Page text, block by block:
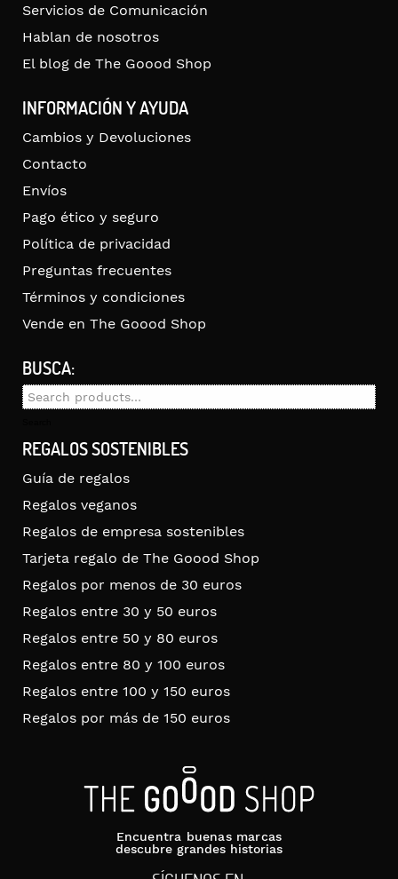
Servicios de Comunicación
Hablan de nosotros
El blog de The Goood Shop
INFORMACIÓN Y AYUDA
Cambios y Devoluciones
Contacto
Envíos
Pago ético y seguro
Política de privacidad
Preguntas frecuentes
Términos y condiciones
Vende en The Goood Shop
BUSCA:
Search
REGALOS SOSTENIBLES
Guía de regalos
Regalos veganos
Regalos de empresa sostenibles
Tarjeta regalo de The Goood Shop
Regalos por menos de 30 euros
Regalos entre 30 y 50 euros
Regalos entre 50 y 80 euros
Regalos entre 80 y 100 euros
Regalos entre 100 y 150 euros
Regalos por más de 150 euros
Encuentra buenas marcas
descubre grandes historias